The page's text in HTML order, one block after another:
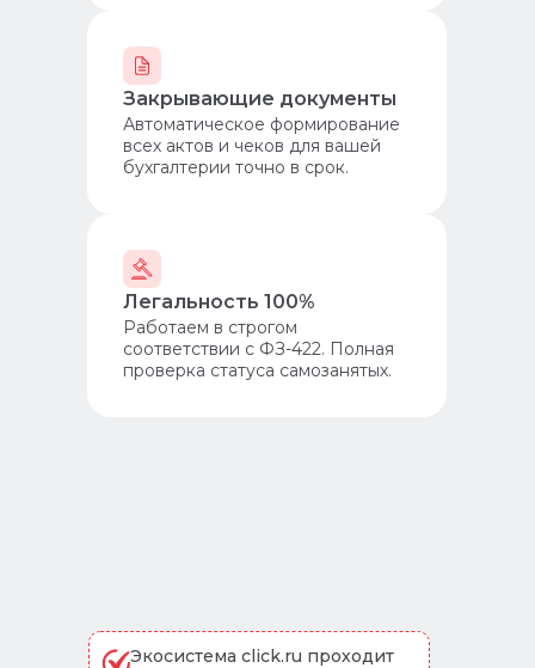
Экосистема click.ru проходит
Закрывающие документы
Автоматическое формирование
всех актов и чеков для вашей
бухгалтерии точно в срок.
Легальность 100%
Работаем в строгом
соответствии с ФЗ-422. Полная
проверка статуса самозанятых.